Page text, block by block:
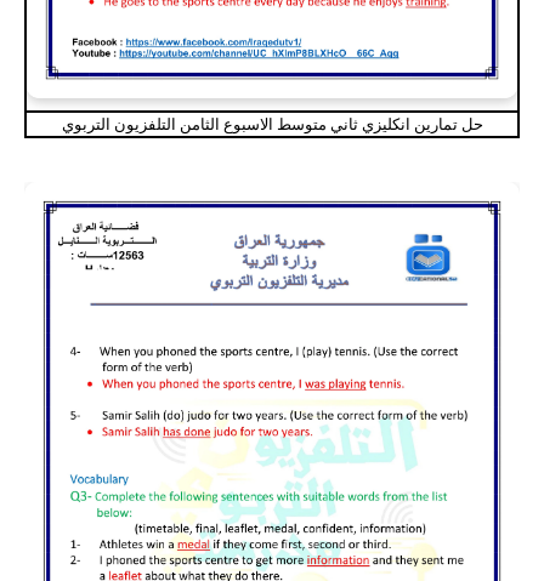
حل تمارين انكليزي ثاني متوسط الاسبوع الثامن التلفزيون التربوي